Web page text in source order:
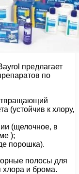
предлагает
по
(устойчив к хлору,
(щелочное, в
);
порошка).
полосы для
и брома.